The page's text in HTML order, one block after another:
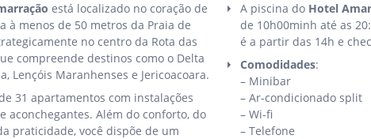
está localizado no coração de
à menos de 50 metros da Praia de
no centro da Rota das
compreende destinos como o Delta
Lençóis Maranhenses e Jericoacoara.
31 apartamentos com instalações
aconchegantes. Além do conforto, do
praticidade, você dispõe de um
A piscina do Hotel
de 10h00minh até as
é a partir das 14h e
Comodidades:
– Minibar
– Ar-condicionado split
– Wi-fi
– Telefone